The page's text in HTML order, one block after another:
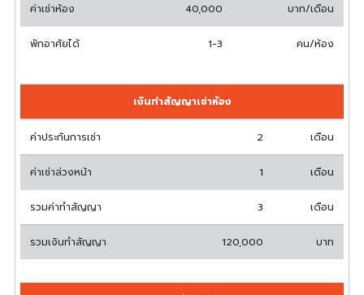
ค่าเช่าห้อง 40,000 บาท/เดือน
พักอาศัยได้ 1-3 คน/ห้อง
เงินทำสัญญาเช่าห้อง
ค่าประกันการเช่า 2 เดือน
ค่าเช่าล่วงหน้า 1 เดือน
รวมค่าทำสัญญา 3 เดือน
รวมเงินทำสัญญา 120,000 บาท